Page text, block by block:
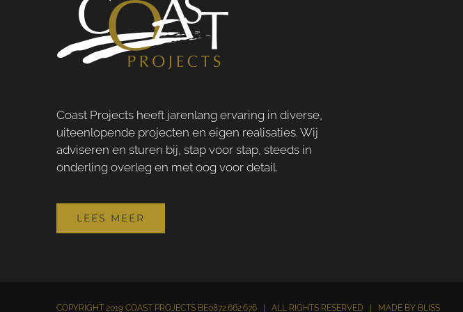
Coast Projects heeft jarenlang ervaring in diverse,
uiteenlopende projecten en eigen realisaties. Wij
adviseren en sturen bij, stap voor stap, steeds in
onderling overleg en met oog voor detail.
LEES MEER
COPYRIGHT 2019 COAST PROJECTS BE0872.662.676 | ALL RIGHTS RESERVED | MADE BY BLISS